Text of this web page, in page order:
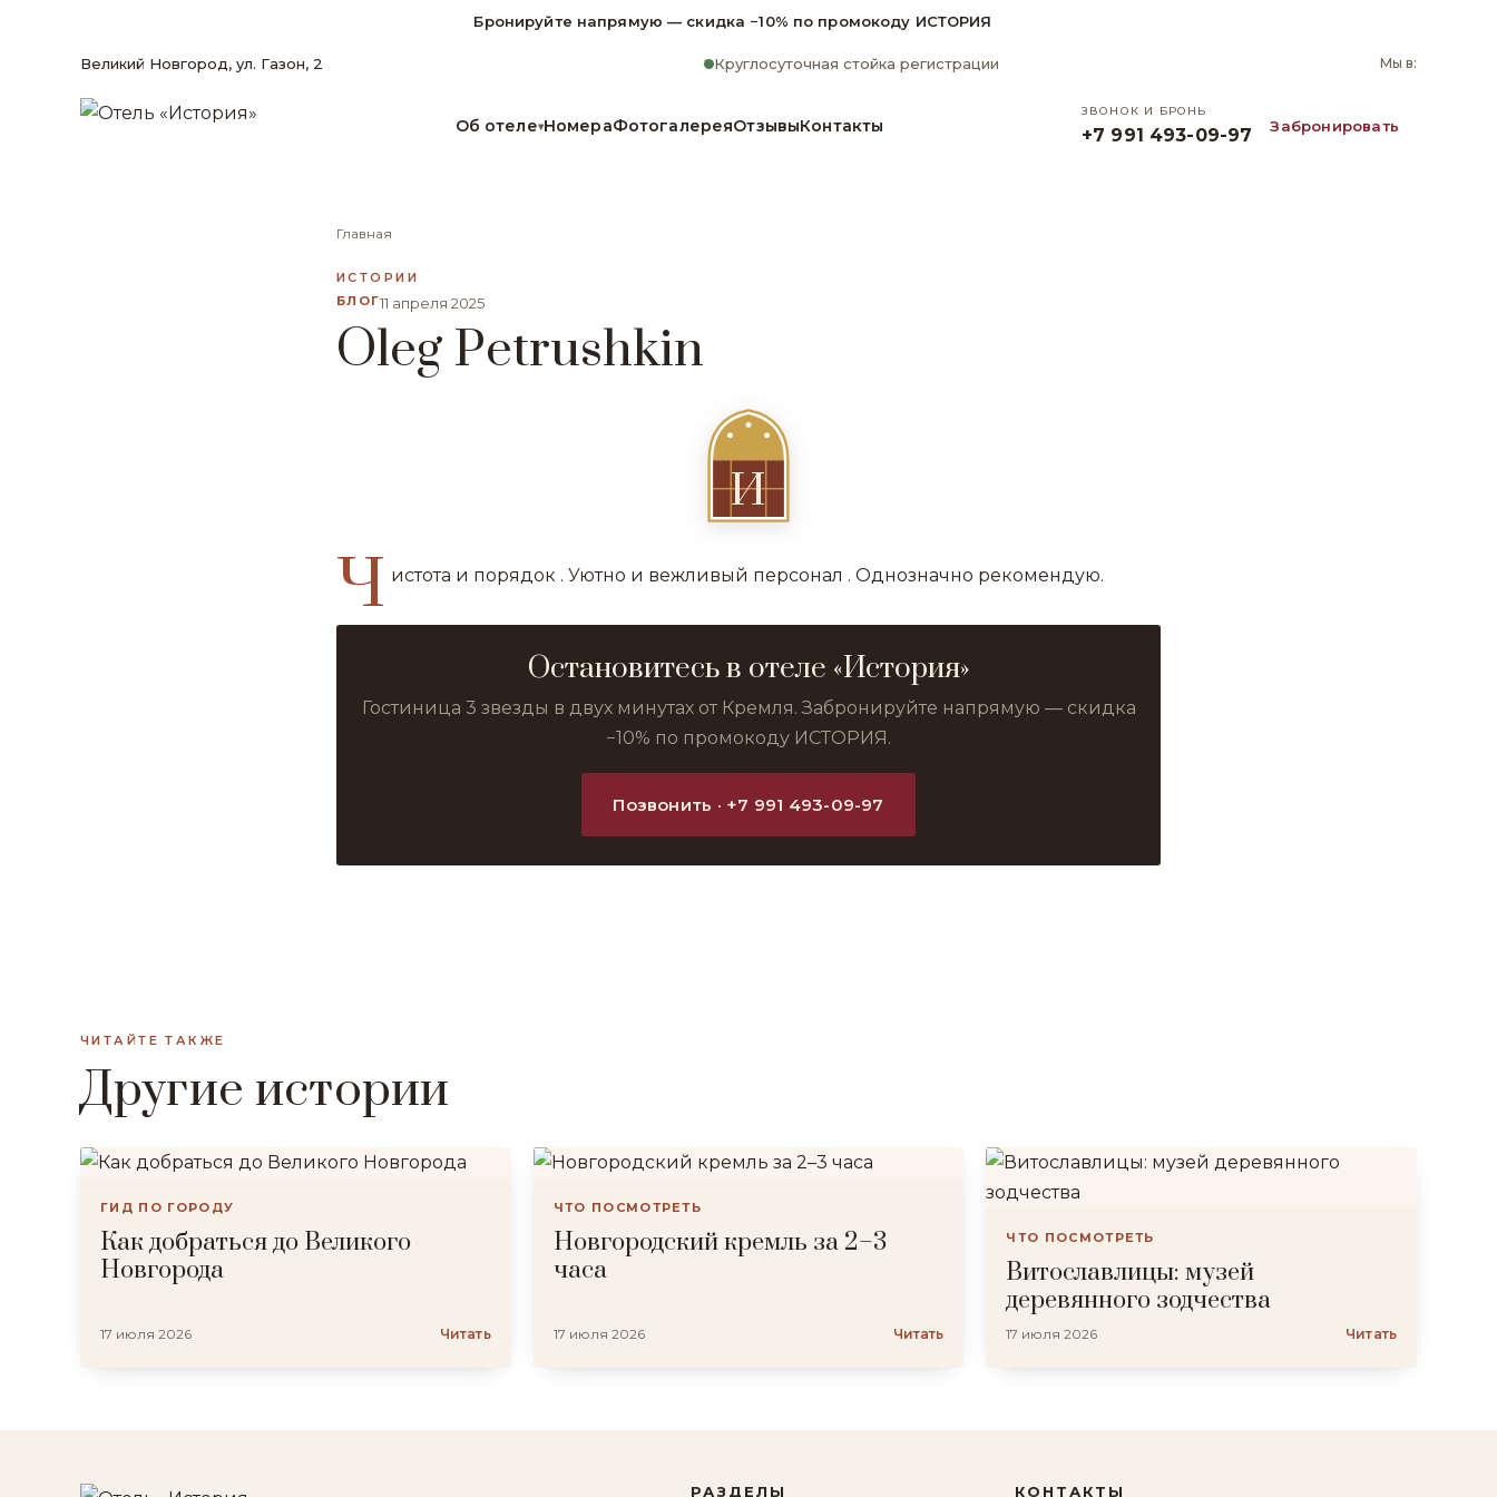
Бронируйте напрямую — скидка −10% по промокоду ИСТОРИЯ
Великий Новгород, ул. Газон, 2 Круглосуточная стойка регистрации Мы в:
Об отеле▾НомераФотогалереяОтзывыКонтакты
ЗВОНОК И БРОНЬ
+7 991 493-09-97 Забронировать
Главная
ИСТОРИИ
БЛОГ11 апреля 2025
Oleg Petrushkin
И
Ч истота и порядок . Уютно и вежливый персонал . Однозначно рекомендую.
Остановитесь в отеле «История»
Гостиница 3 звезды в двух минутах от Кремля. Забронируйте напрямую — скидка
−10% по промокоду ИСТОРИЯ.
Позвонить · +7 991 493-09-97
ЧИТАЙТЕ ТАКЖЕ
Другие истории
ГИД ПО ГОРОДУ
Как добраться до Великого
Новгорода
17 июля 2026 Читать
ЧТО ПОСМОТРЕТЬ
Новгородский кремль за 2–3
часа
17 июля 2026 Читать
ЧТО ПОСМОТРЕТЬ
Витославлицы: музей
деревянного зодчества
17 июля 2026 Читать
РАЗДЕЛЫ КОНТАКТЫ